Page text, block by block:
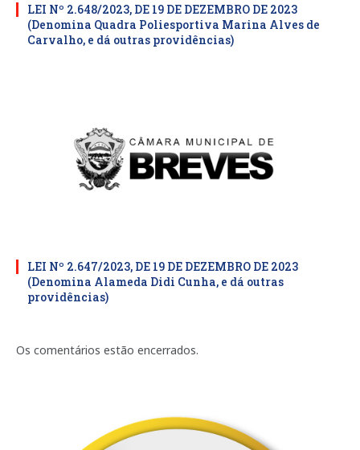
LEI Nº 2.648/2023, DE 19 DE DEZEMBRO DE 2023
(Denomina Quadra Poliesportiva Marina Alves de
Carvalho, e dá outras providências)
LEI Nº 2.647/2023, DE 19 DE DEZEMBRO DE 2023
(Denomina Alameda Didi Cunha, e dá outras
providências)
Os comentários estão encerrados.